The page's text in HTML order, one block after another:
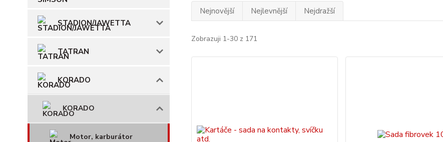
STADION/JAWETTA
TATRAN
KORADO
KORADO
Motor, karburátor
Nejnovější Nejlevnější Nejdražší
Zobrazuji 1-30 z 171